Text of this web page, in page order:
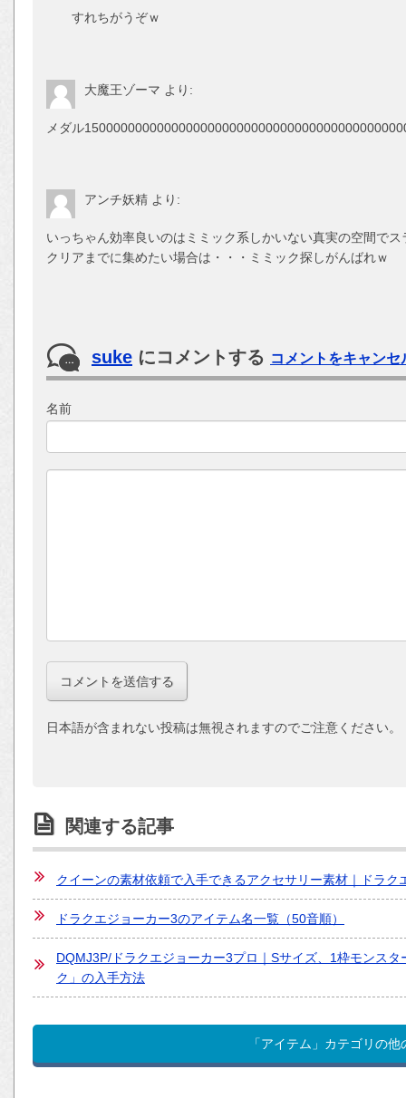
すれちがうぞｗ
大魔王ゾーマ より:
メダル
アンチ妖精 より:
いっちゃん効率良いのはミミック系しかいない真実の空間で
クリアまでに集めたい場合は・・・ミミック探しがんばれｗ
suke にコメントする コメントをキャンセ
名前
日本語が含まれない投稿は無視されますのでご注意ください
関連する記事
クイーンの素材依頼で入手できるアクセサリー素材｜ドラク
ドラクエジョーカー3のアイテム名一覧（50音順）
DQMJ3P/ドラクエジョーカー3プロ｜Sサイズ、1枠モンス
ク」の入手方法
「アイテム」カテゴリの